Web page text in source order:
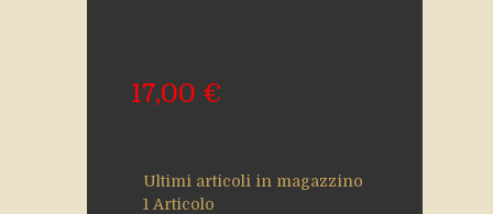
17,00 €
Ultimi articoli in magazzino
1 Articolo